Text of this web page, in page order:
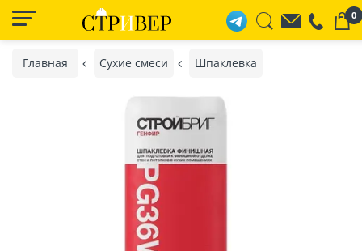
0
Главная Сухие смеси Шпаклевка